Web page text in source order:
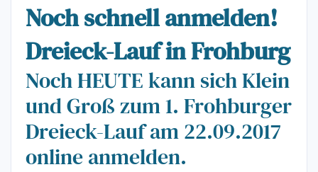
Noch schnell anmelden!
Dreieck-Lauf in Frohburg
Noch HEUTE kann sich Klein
und Groß zum 1. Frohburger
Dreieck-Lauf am 22.09.2017
online anmelden.